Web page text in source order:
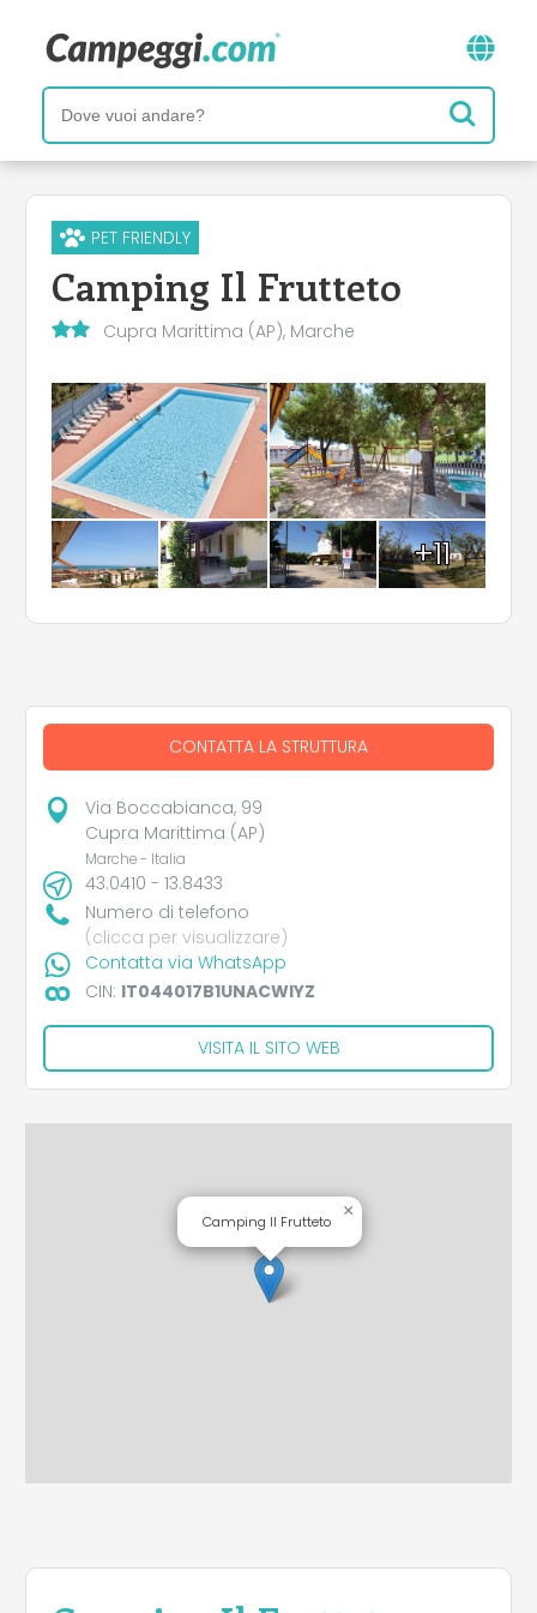
PET FRIENDLY
Camping Il Frutteto
Cupra Marittima (AP), Marche
+11
CONTATTA LA STRUTTURA
Via Boccabianca, 99
Cupra Marittima (AP)
Marche - Italia
43.0410 - 13.8433
Numero di telefono
(clicca per visualizzare)
Contatta via WhatsApp
CIN: IT044017B1UNACWIYZ
VISITA IL SITO WEB
Camping Il Frutteto
×